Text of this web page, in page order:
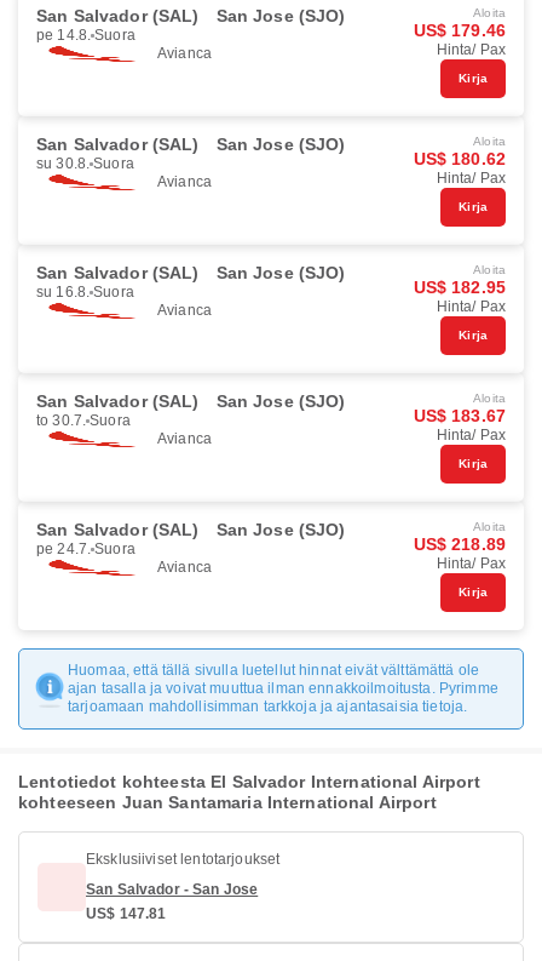
San Salvador (SAL) San Jose (SJO)
pe 14.8. Suora
Avianca
Aloita
US$ 179.46
Hinta/ Pax
Kirja
San Salvador (SAL) San Jose (SJO)
su 30.8. Suora
Avianca
Aloita
US$ 180.62
Hinta/ Pax
Kirja
San Salvador (SAL) San Jose (SJO)
su 16.8. Suora
Avianca
Aloita
US$ 182.95
Hinta/ Pax
Kirja
San Salvador (SAL) San Jose (SJO)
to 30.7. Suora
Avianca
Aloita
US$ 183.67
Hinta/ Pax
Kirja
San Salvador (SAL) San Jose (SJO)
pe 24.7. Suora
Avianca
Aloita
US$ 218.89
Hinta/ Pax
Kirja
Huomaa, että tällä sivulla luetellut hinnat eivät välttämättä ole
ajan tasalla ja voivat muuttua ilman ennakkoilmoitusta. Pyrimme
tarjoamaan mahdollisimman tarkkoja ja ajantasaisia tietoja.
Lentotiedot kohteesta El Salvador International Airport
kohteeseen Juan Santamaria International Airport
Eksklusiiviset lentotarjoukset
San Salvador - San Jose
US$ 147.81